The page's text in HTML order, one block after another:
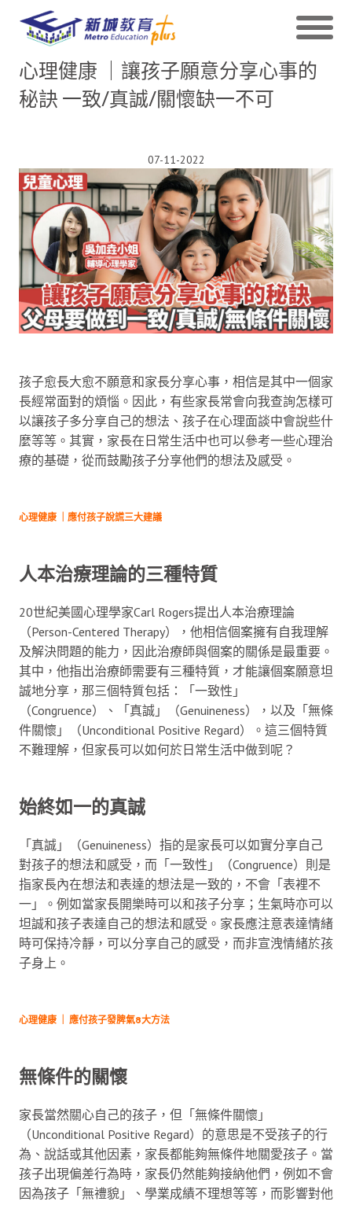
心理健康 ｜讓孩子願意分享心事的
秘訣 一致/真誠/關懷缺一不可
07-11-2022
孩子愈長大愈不願意和家長分享心事，相信是其中一個家
長經常面對的煩惱。因此，有些家長常會向我查詢怎樣可
以讓孩子多分享自己的想法、孩子在心理面談中會說些什
麼等等。其實，家長在日常生活中也可以參考一些心理治
療的基礎，從而鼓勵孩子分享他們的想法及感受。
心理健康 ｜應付孩子說謊三大建議
人本治療理論的三種特質
20世紀美國心理學家Carl Rogers提出人本治療理論
（Person-Centered Therapy），他相信個案擁有自我理解
及解決問題的能力，因此治療師與個案的關係是最重要。
其中，他指出治療師需要有三種特質，才能讓個案願意坦
誠地分享，那三個特質包括：「一致性」
（Congruence）、「真誠」（Genuineness），以及「無條
件關懷」（Unconditional Positive Regard）。這三個特質
不難理解，但家長可以如何於日常生活中做到呢？
始終如一的真誠
「真誠」（Genuineness）指的是家長可以如實分享自己
對孩子的想法和感受，而「一致性」（Congruence）則是
指家長內在想法和表達的想法是一致的，不會「表裡不
一」。例如當家長開樂時可以和孩子分享；生氣時亦可以
坦誠和孩子表達自己的想法和感受。家長應注意表達情緒
時可保持冷靜，可以分享自己的感受，而非宣洩情緒於孩
子身上。
心理健康 ｜ 應付孩子發脾氣8大方法
無條件的關懷
家長當然關心自己的孩子，但「無條件關懷」
（Unconditional Positive Regard）的意思是不受孩子的行
為、說話或其他因素，家長都能夠無條件地關愛孩子。當
孩子出現偏差行為時，家長仍然能夠接納他們，例如不會
因為孩子「無禮貌」、學業成績不理想等等，而影響對他